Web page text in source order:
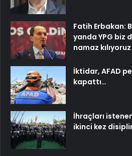
Fatih Erbakan:
yanda YPG biz
namaz kılıyoruz
İktidar, AFAD
kapattı…
İhraçları
ikinci kez